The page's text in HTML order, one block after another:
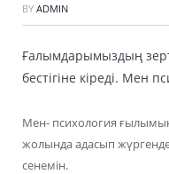
BY ADMIN
Ғалымдарымыздың
бестігіне кіреді.
Мен- психология
жолында адасып
сенемін.